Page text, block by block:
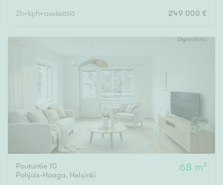
2h+kph+avokeittiö 249 000 €
Poutuntie 10
Pohjois-Haaga, Helsinki
68 m²